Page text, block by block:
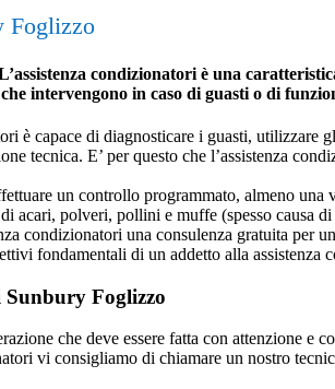
Foglizzo
condizionatori è una
intervengono in caso di guasti o di
è capace di diagnosticare i guasti,
tecnica. E’ per questo che l’assistenza
un controllo programmato, almeno
acari, polveri, pollini e muffe (spesso
condizionatori una consulenza gratuita
fondamentali di un addetto alla assistenza
Foglizzo
che deve essere fatta con attenzione
vi consigliamo di chiamare un nostro